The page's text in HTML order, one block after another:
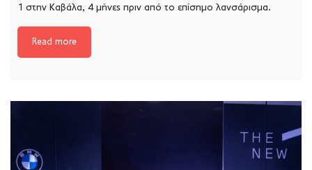
1 στην Καβάλα, 4 μήνες πριν από το επίσημο λανσάρισμα.
Read more